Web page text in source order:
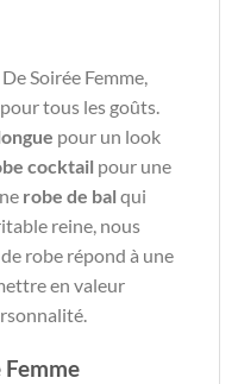
Soirée Femme,
tous les goûts.
pour un look
cocktail pour une
robe de bal qui
reine, nous
robe répond à une
en valeur